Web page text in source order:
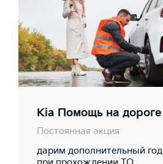
Kia Помощь на дороге
Постоянная акция
дарим дополнительный год